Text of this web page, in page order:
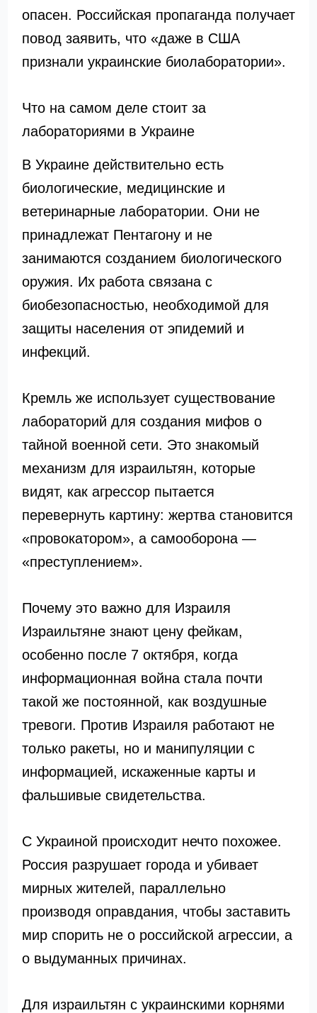
опасен. Российская пропаганда получает
повод заявить, что «даже в США
признали украинские биолаборатории».
Что на самом деле стоит за
лабораториями в Украине
В Украине действительно есть
биологические, медицинские и
ветеринарные лаборатории. Они не
принадлежат Пентагону и не
занимаются созданием биологического
оружия. Их работа связана с
биобезопасностью, необходимой для
защиты населения от эпидемий и
инфекций.
Кремль же использует существование
лабораторий для создания мифов о
тайной военной сети. Это знакомый
механизм для израильтян, которые
видят, как агрессор пытается
перевернуть картину: жертва становится
«провокатором», а самооборона —
«преступлением».
Почему это важно для Израиля
Израильтяне знают цену фейкам,
особенно после 7 октября, когда
информационная война стала почти
такой же постоянной, как воздушные
тревоги. Против Израиля работают не
только ракеты, но и манипуляции с
информацией, искаженные карты и
фальшивые свидетельства.
С Украиной происходит нечто похожее.
Россия разрушает города и убивает
мирных жителей, параллельно
производя оправдания, чтобы заставить
мир спорить не о российской агрессии, а
о выдуманных причинах.
Для израильтян с украинскими корнями